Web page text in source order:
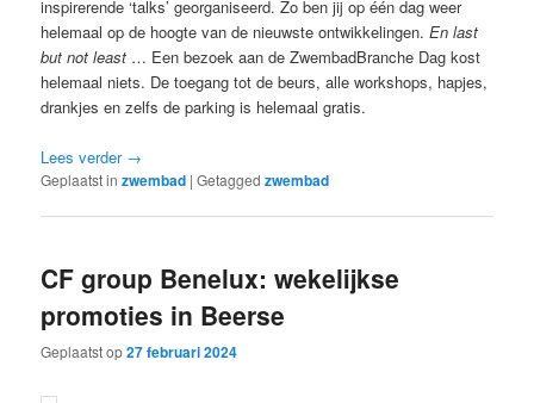
inspirerende ‘talks’ georganiseerd. Zo ben jij op één dag weer
helemaal op de hoogte van de nieuwste ontwikkelingen.En last
but not least … Een bezoek aan de ZwembadBranche Dag kost
helemaal niets. De toegang tot de beurs, alle workshops, hapjes,
drankjes en zelfs de parking is helemaal gratis.
Lees verder →
Geplaatst in zwembad |Getagged zwembad
CF group Benelux: wekelijkse
promoties in Beerse
Geplaatst op27 februari 2024